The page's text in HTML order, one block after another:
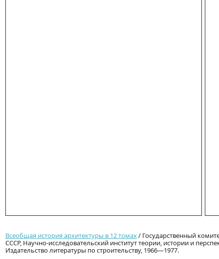
Всеобщая история архитектуры в 12 томах/ Государственный
СССР, Научно-исследовательский институт теории, истории и
Издательство литературы по строительству, 1966—1977.